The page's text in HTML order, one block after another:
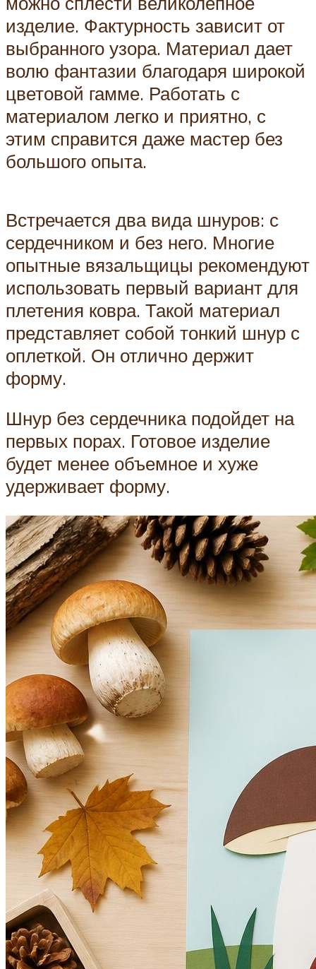
изделие. Фактурность зависит от
выбранного узора. Материал дает
волю фантазии благодаря широкой
цветовой гамме. Работать с
материалом легко и приятно, с
этим справится даже мастер без
большого опыта.
Встречается два вида шнуров: с
сердечником и без него. Многие
опытные вязальщицы рекомендуют
использовать первый вариант для
плетения ковра. Такой материал
представляет собой тонкий шнур с
оплеткой. Он отлично держит
форму.
Шнур без сердечника подойдет на
первых порах. Готовое изделие
будет менее объемное и хуже
удерживает форму.